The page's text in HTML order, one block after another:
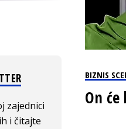
BIZNIS
On
zajednici
i čitajte